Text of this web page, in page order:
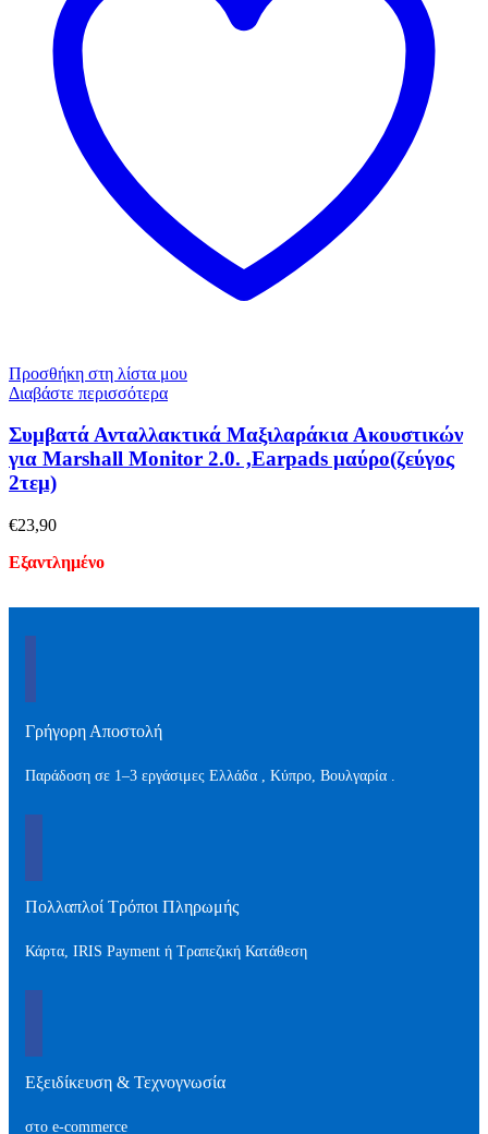
Προσθήκη στη λίστα μου
Διαβάστε περισσότερα
Συμβατά Ανταλλακτικά Μαξιλαράκια Ακουστικών
για Μarshall Monitor 2.0. ,Earpads μαύρο(ζεύγος
2τεμ)
€23,90
Εξαντλημένο
Γρήγορη Αποστολή
Παράδοση σε 1–3 εργάσιμες Ελλάδα , Kύπρο, Βουλγαρία .
Πολλαπλοί Τρόποι Πληρωμής
Κάρτα, IRIS Payment ή Τραπεζική Κατάθεση
Εξειδίκευση & Τεχνογνωσία
στο e-commerce